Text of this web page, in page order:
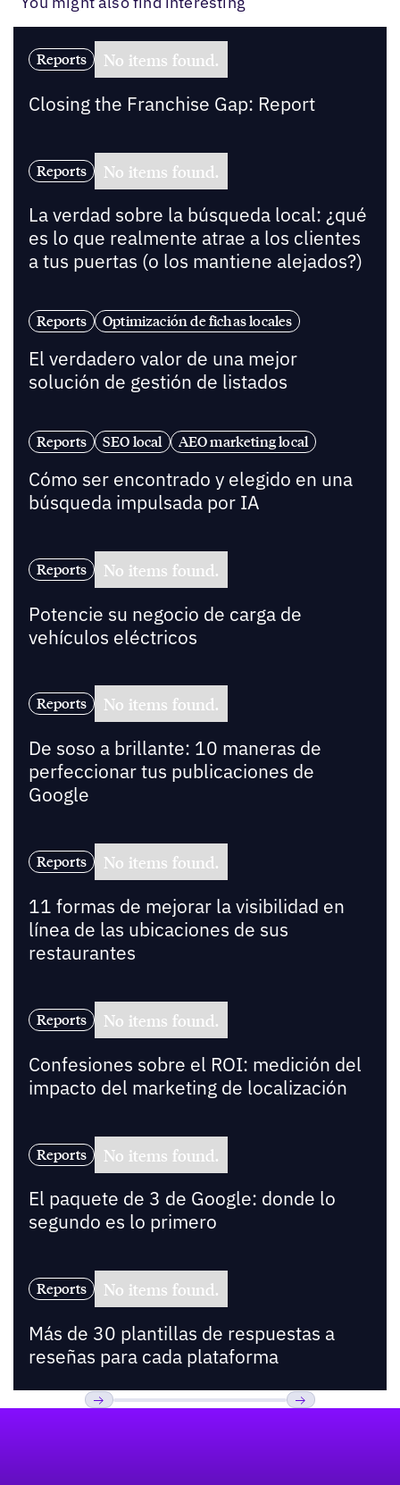
Reports No items found.
Closing the Franchise Gap: Report
Reports No items found.
La verdad sobre la búsqueda local: ¿qué
es lo que realmente atrae a los clientes
a tus puertas (o los mantiene alejados?)
Reports Optimización de fichas locales
El verdadero valor de una mejor
solución de gestión de listados
Reports SEO local AEO marketing local
Cómo ser encontrado y elegido en una
búsqueda impulsada por IA
Reports No items found.
Potencie su negocio de carga de
vehículos eléctricos
Reports No items found.
De soso a brillante: 10 maneras de
perfeccionar tus publicaciones de
Google
Reports No items found.
11 formas de mejorar la visibilidad en
línea de las ubicaciones de sus
restaurantes
Reports No items found.
Confesiones sobre el ROI: medición del
impacto del marketing de localización
Reports No items found.
El paquete de 3 de Google: donde lo
segundo es lo primero
Reports No items found.
Más de 30 plantillas de respuestas a
reseñas para cada plataforma